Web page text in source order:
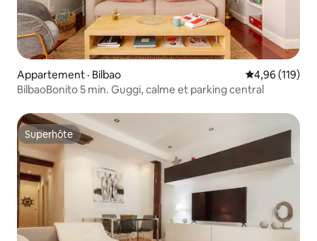
Appartement · Bilbao Note
4,96 (119)
BilbaoBonito 5 min. Guggi, calme et parking central
Superhôte
Superhôte